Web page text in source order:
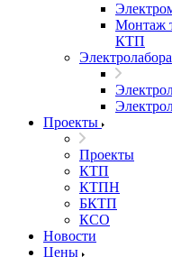
Монтаж
КТП
Проекты
Проекты
КТП
КТПН
БКТП
КСО
Новости
Цены